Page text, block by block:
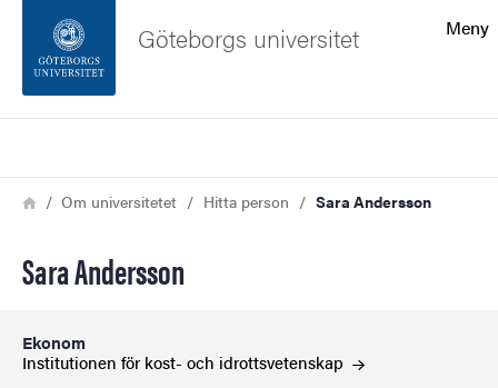
Sidfoten
Meny
Göteborgs universitet
Länkstig
HemOm universitetet Hitta person Sara Andersson
Sara Andersson
Ekonom
Institutionen för kost- och idrottsvetenskap